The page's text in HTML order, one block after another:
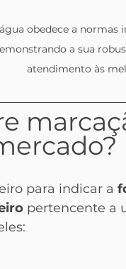
obedece a normas
a sua
atendimento às
para indicar a
pertencente a